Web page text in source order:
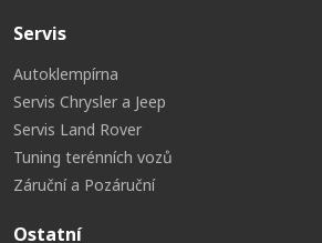
Servis
Autoklempírna
Servis Chrysler a Jeep
Servis Land Rover
Tuning terénních vozů
Záruční a Pozáruční
Ostatní